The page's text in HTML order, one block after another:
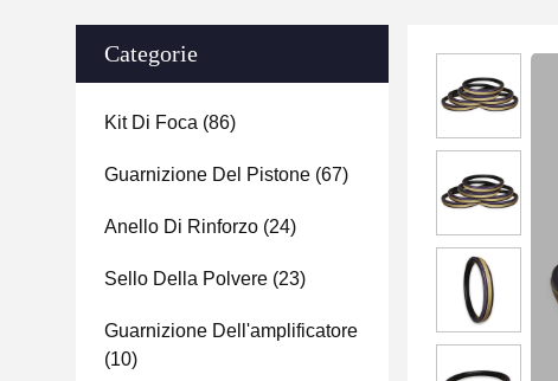
Categorie
Kit Di Foca (86)
Guarnizione Del Pistone (67)
Anello Di Rinforzo (24)
Sello Della Polvere (23)
Guarnizione Dell'amplificatore
(10)